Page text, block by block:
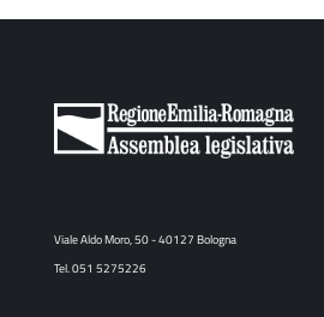
Viale Aldo Moro, 50 - 40127 Bologna
Tel. 051 5275226